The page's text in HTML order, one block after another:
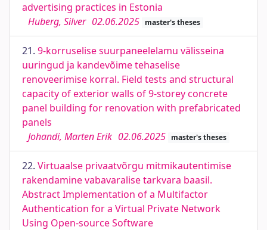
advertising practices in Estonia
Huberg, Silver 02.06.2025 master's theses
21. 9-korruselise suurpaneelelamu välisseina
uuringud ja kandevõime tehaselise
renoveerimise korral. Field tests and structural
capacity of exterior walls of 9-storey concrete
panel building for renovation with prefabricated
panels
Johandi, Marten Erik 02.06.2025 master's theses
22. Virtuaalse privaatvõrgu mitmikautentimise
rakendamine vabavaralise tarkvara baasil.
Abstract Implementation of a Multifactor
Authentication for a Virtual Private Network
Using Open-source Software